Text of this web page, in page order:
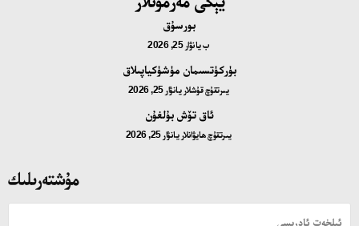
بورسۇق
بيانۋار 25, 2026
بۈركۈتسىمان مۈشۈكياپىلاق
يىرتقۇچ قۇشلار يانۋار 25, 2026
ئاق تۆش بۇلغۇن
يىرتقۇچ ھايۋانلار يانۋار 25, 2026
مۇشتەرىلىك